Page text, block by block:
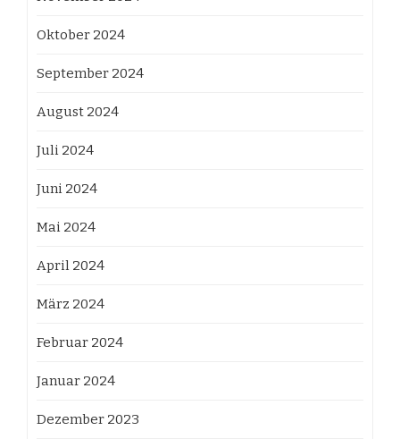
Oktober 2024
September 2024
August 2024
Juli 2024
Juni 2024
Mai 2024
April 2024
März 2024
Februar 2024
Januar 2024
Dezember 2023